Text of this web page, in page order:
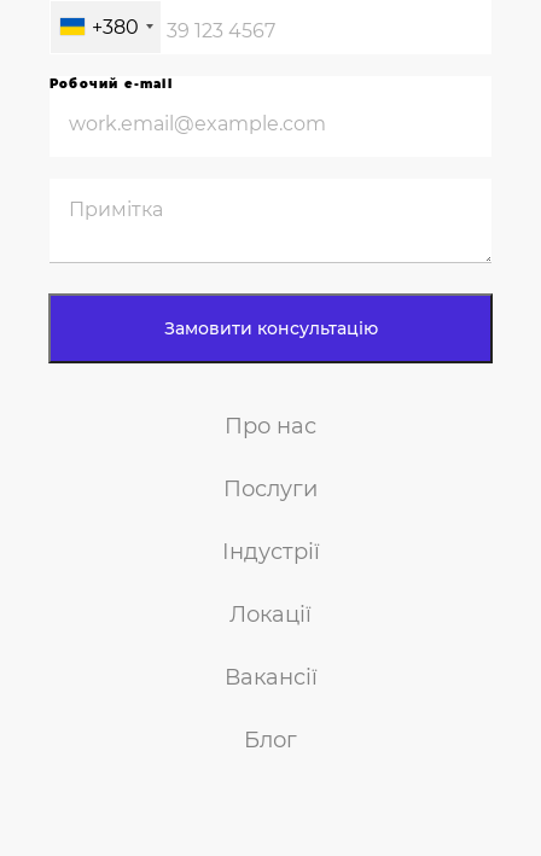
Про нас
Послуги
Індустрії
Локації
Вакансії
Блог
+380
Робочий e-mail